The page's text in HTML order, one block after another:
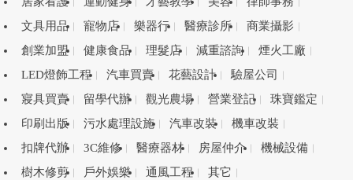
文具用品
寵物店 樂器行 醫療診所
商業攝影
創業加盟
健康食品 理髮店 減重諮詢
煙火工廠
LED燈飾工程
汽車買賣 花藝設計
驗屋公司
寢具買賣
留學代辦 觀光農場 營業登記
珠寶鑑定
印刷出版
污水處理設施 汽車改裝
機車改裝
扣牌代辦
3C維修 醫療器材 房屋仲介
機械設備
樹木修剪
戶外娛樂 通風工程 其它